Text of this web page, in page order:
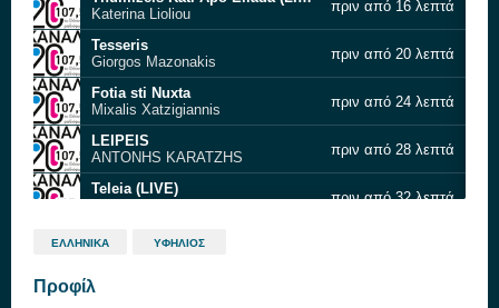
Katerina Lioliou
πριν από 16 λεπτά
Tesseris
Giorgos Mazonakis
πριν από 20 λεπτά
Fotia sti Nuxta
Mixalis Xatzigiannis
πριν από 24 λεπτά
LEIPEIS
ANTONHS KARATZHS
πριν από 28 λεπτά
Teleia (LIVE)
πριν από 32 λεπτά
Paradothika Se Sena
Aigaio
ΕΛΛΗΝΙΚΆ ΥΦΉΛΙΟΣ
Προφίλ